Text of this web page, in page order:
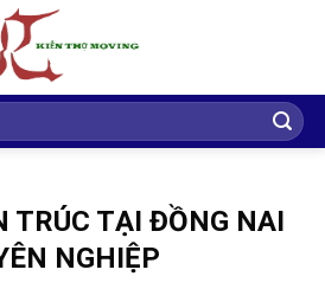
TRÚC TẠI ĐỒNG NAI
NGHIỆP